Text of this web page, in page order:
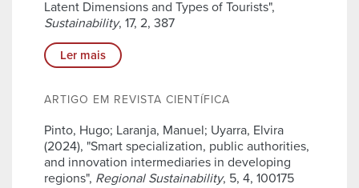
Latent Dimensions and Types of Tourists",
Sustainability, 17, 2, 387
Ler mais
ARTIGO EM REVISTA CIENTÍFICA
Pinto, Hugo; Laranja, Manuel; Uyarra, Elvira
(2024), "Smart specialization, public authorities,
and innovation intermediaries in developing
regions", Regional Sustainability, 5, 4, 100175